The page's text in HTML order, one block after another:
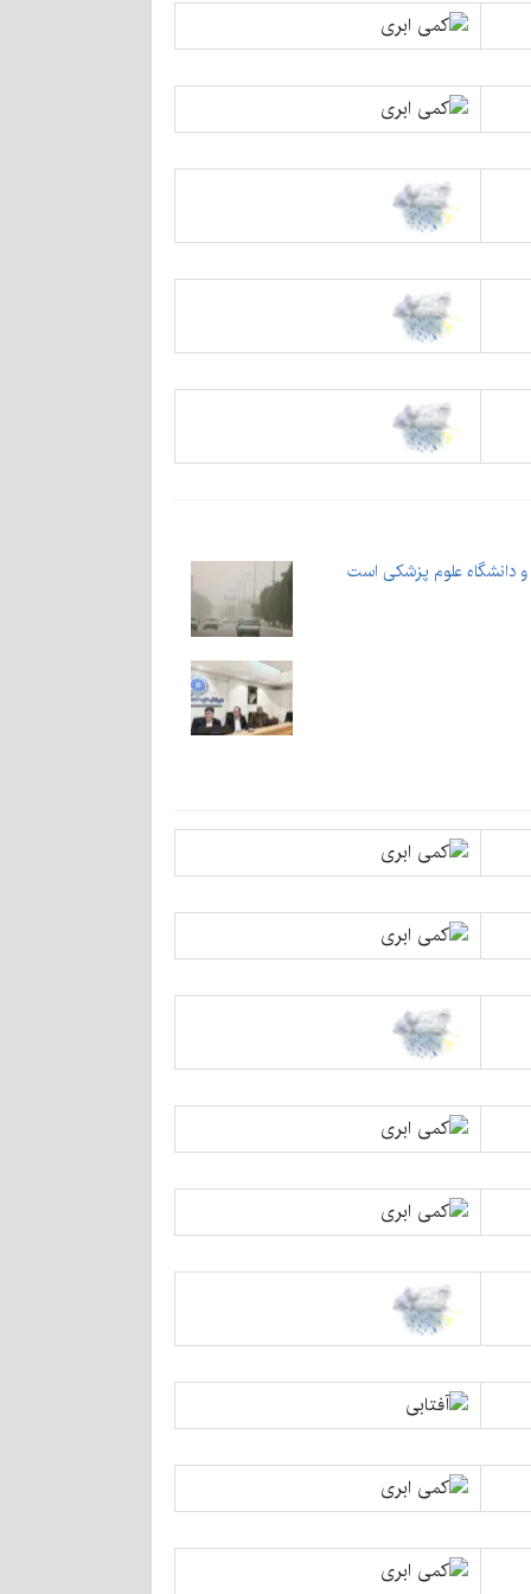
دانشگاه علوم پزشکی‌ است